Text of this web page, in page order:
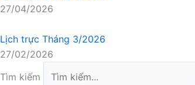
27/04/2026
Lịch trực Tháng 3/2026
27/02/2026
Tìm kiếm